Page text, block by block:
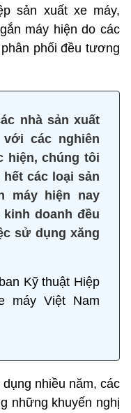
sản xuất xe máy,
máy hiện do các
phối đều tương
nhà sản xuất
các nghiên
hiện, chúng tôi
các loại sản
máy hiện nay
kinh doanh đều
sử dụng xăng
Kỹ thuật Hiệp
máy Việt Nam
nhiều năm, các
những khuyến nghị